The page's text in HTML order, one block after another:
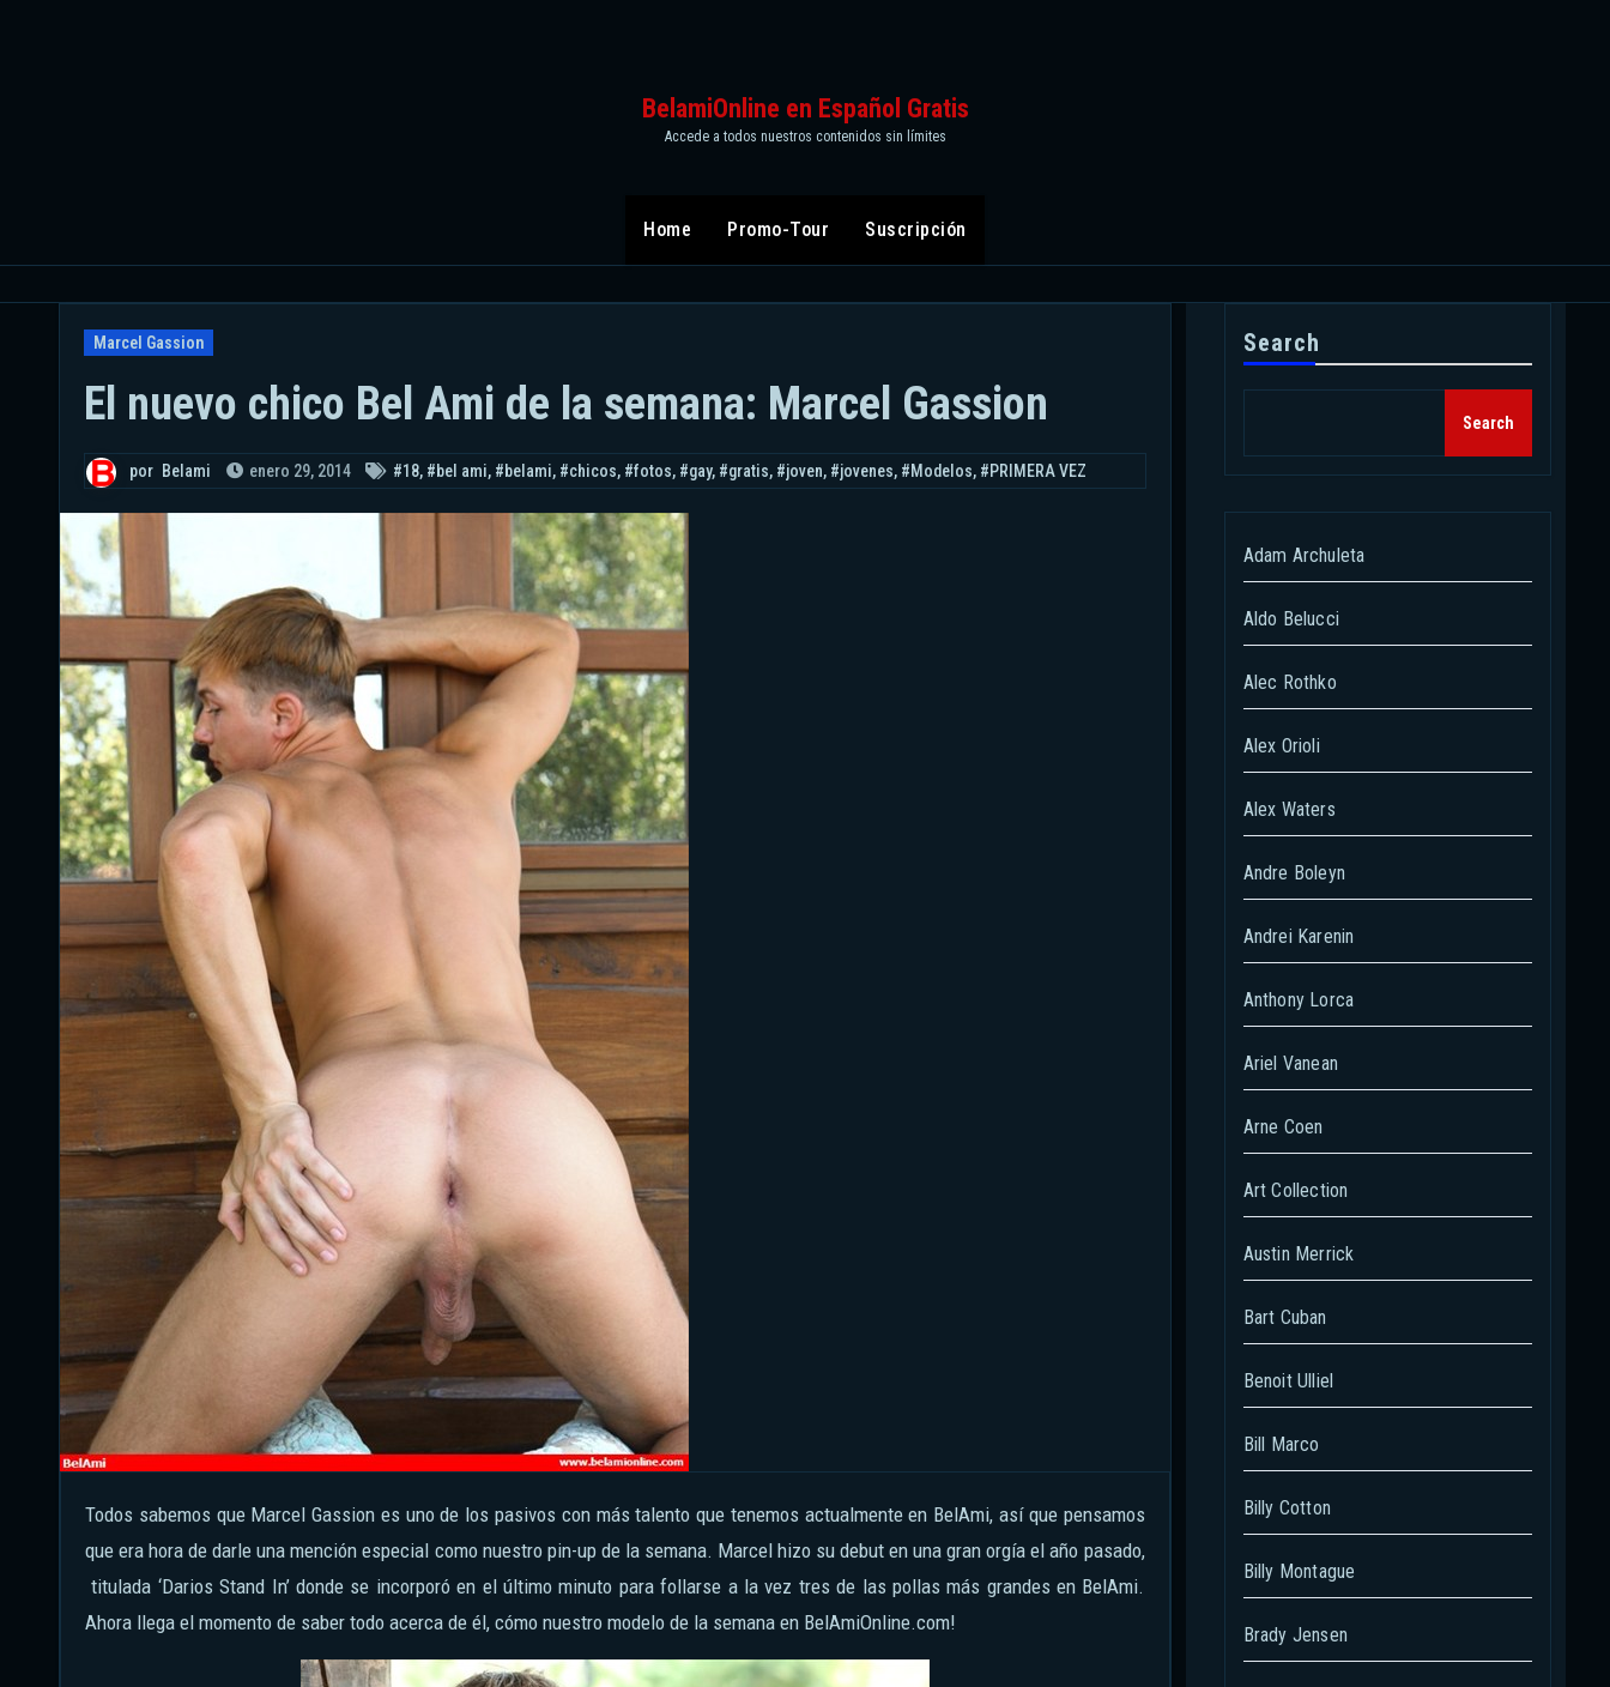
BelamiOnline en Español Gratis
Accede a todos nuestros contenidos sin límites
Home Promo-Tour Suscripción
Marcel Gassion
El nuevo chico Bel Ami de la semana: Marcel Gassion
por Belami enero 29, 2014 #18, #bel ami, #belami, #chicos, #fotos, #gay, #gratis, #joven, #jovenes, #Modelos, #PRIMERA VEZ
Todos sabemos que Marcel Gassion es uno de los pasivos con más talento que tenemos actualmente en BelAmi, así que pensamos
que era hora de darle una mención especial como nuestro pin-up de la semana. Marcel hizo su debut en una gran orgía el año pasado,
titulada ‘Darios Stand In’ donde se incorporó en el último minuto para follarse a la vez tres de las pollas más grandes en BelAmi.
Ahora llega el momento de saber todo acerca de él, cómo nuestro modelo de la semana en BelAmiOnline.com!
Search
Search
Adam Archuleta
Aldo Belucci
Alec Rothko
Alex Orioli
Alex Waters
Andre Boleyn
Andrei Karenin
Anthony Lorca
Ariel Vanean
Arne Coen
Art Collection
Austin Merrick
Bart Cuban
Benoit Ulliel
Bill Marco
Billy Cotton
Billy Montague
Brady Jensen